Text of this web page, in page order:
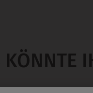
KÖNNTE